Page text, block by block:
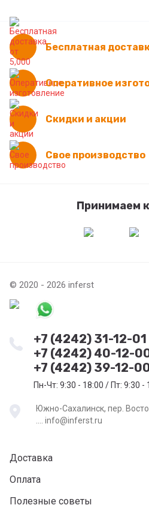
Бесплатная
Оперативное
Скидки и акции
Свое производство
Принимаем
© 2020 - 2026 inferst
+7 (4242) 31-12-01
+7 (4242) 40-12-
+7 (4242) 39-12-
Пн-Чт: 9:30 - 18:00 / Пт: 9:30 -
Южно-Сахалинск, пер.
.... info@inferst.ru
Доставка
Оплата
Полезные советы